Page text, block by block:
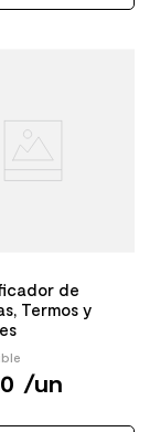
de
Termos y
/un